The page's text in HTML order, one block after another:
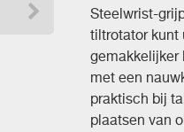
Steelwrist-
tiltrotator kunt
gemakkelijker
met een
praktisch bij
plaatsen van